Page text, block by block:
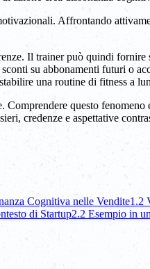
Affrontando
Il trainer può quindi
su abbonamenti futuri o
una routine di fitness a
questo fenomeno
credenze e aspettative
Cognitiva nelle Vendite1.2
di Startup2.2 Esempio in